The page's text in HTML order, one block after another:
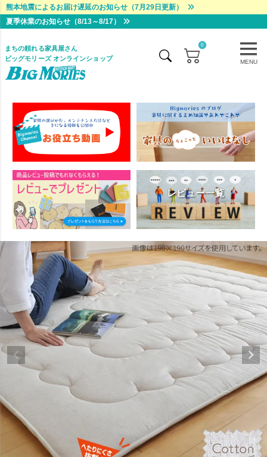
熊本地震によるお届け遅延のお知らせ（7月29日更新）
夏季休業のお知らせ（8/13～8/17）
MENU
まちの頼れる家具屋さん
ビッグモリーズ オンラインショップ
0
レビュー一覧